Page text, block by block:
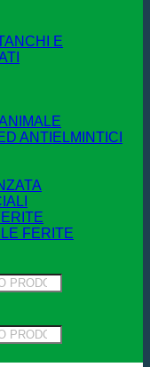
E
ANTIELMINTICI
FERITE